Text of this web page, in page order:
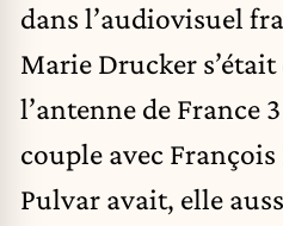
dans l’audiovisuel
Marie Drucker
l’antenne de France
couple avec
Pulvar avait, elle